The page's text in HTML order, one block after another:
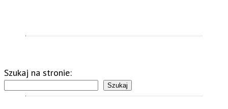
Szukaj na stronie:
Szukaj